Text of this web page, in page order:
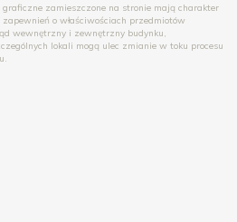
zamieszczone na stronie mają charakter
o właściwościach przedmiotów
wewnętrzny i zewnętrzny budynku,
lokali mogą ulec zmianie w toku procesu